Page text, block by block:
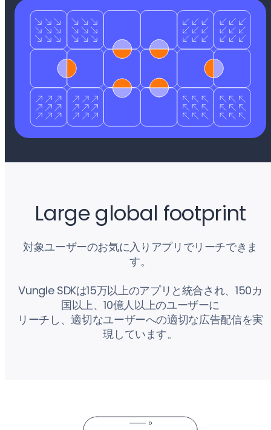
Large global footprint
対象ユーザーのお気に入りアプリでリーチできま
す。
Vungle SDKは15万以上のアプリと統合され、150カ
国以上、10億人以上のユーザーに
リーチし、適切なユーザーへの適切な広告配信を実
現しています。